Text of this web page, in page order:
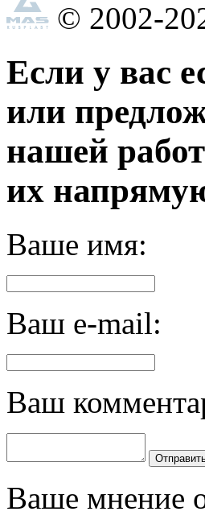
© 2002-
Если у вас
или
нашей
их
Ваше имя:
Ваш e-mail:
Ваш
Ваше мнение